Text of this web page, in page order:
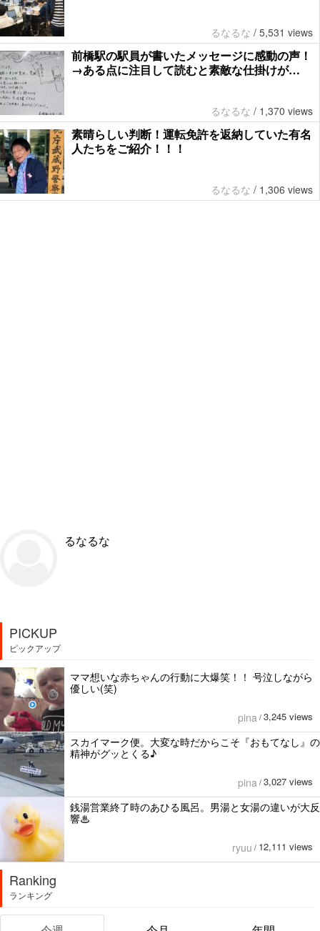
るなるな / 5,531 views
前橋駅の駅員が書いたメッセージに感動の声！
→ある点に注目して読むと素敵な仕掛けが…
るなるな / 1,370 views
素晴らしい判断！運転免許を返納していた有名
人たちをご紹介！！！
るなるな / 1,306 views
るなるな
PICKUP
ピックアップ
ママ想いな赤ちゃんの行動に大爆笑！！ 号泣しながら
優しい(笑)
pina / 3,245 views
スカイマーク便。大変な時だからこそ『おもてなし』の
精神がグッとくる♪
pina / 3,027 views
銭湯営業終了時のあひる風呂。男湯と女湯の違いが大反
響♨
ryuu / 12,111 views
Ranking
ランキング